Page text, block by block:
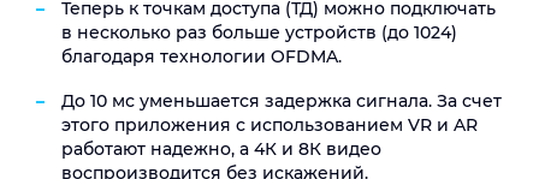
Теперь к точкам доступа (ТД) можно подключать
в несколько раз больше устройств (до 1024)
благодаря технологии OFDMA.
До 10 мс уменьшается задержка сигнала. За счет
этого приложения с использованием VR и AR
работают надежно, а 4К и 8К видео
воспроизводится без искажений.